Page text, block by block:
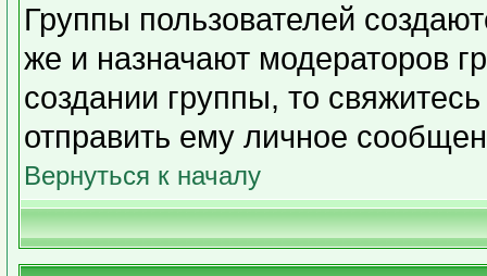
Группы пользователей
же и назначают модераторов
создании группы, то
отправить ему личное
Вернуться к началу